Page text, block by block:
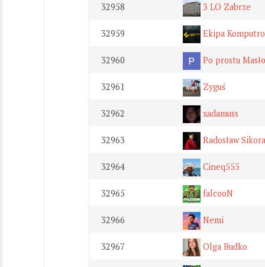
32958 3 LO Zabrze
32959 Ekipa
32960 Po prostu Masło
32961 Zyguś
32962 xadamuss
32963 Radosław Sikora
32964 Cineq555
32965 falcooN
32966 Nemi
32967 Olga Budko